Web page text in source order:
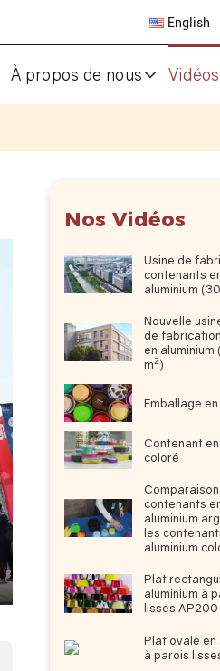
English
À propos de nous Vidéos
Nos Vidéos
Usine de
contenants
aluminium
Nouvelle
de
en
m2)
Emballage
Contenant
coloré
contenants
aluminium
les
aluminium
Plat
aluminium à
lisses AP200
Plat ovale en
à parois